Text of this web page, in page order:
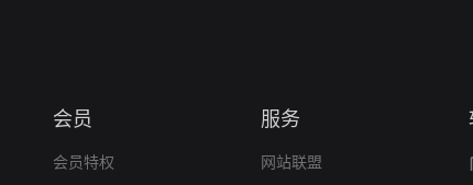
会员
会员特权
服务
网站联盟